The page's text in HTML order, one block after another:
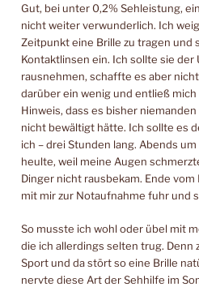
Gut, bei unter 0,2% Sehleistung,
nicht weiter verwunderlich. Ich
Zeitpunkt eine Brille zu tragen und
Kontaktlinsen ein. Ich sollte sie der
rausnehmen, schaffte es aber
darüber ein wenig und entließ
Hinweis, dass es bisher
nicht bewältigt hätte. Ich sollte es
ich – drei Stunden lang. Abends
heulte, weil meine Augen
Dinger nicht rausbekam. Ende vom
mit mir zur Notaufnahme fuhr und
So musste ich wohl oder übel mit
die ich allerdings selten trug. Denn
Sport und da stört so eine Brille
nervte diese Art der Sehhilfe im